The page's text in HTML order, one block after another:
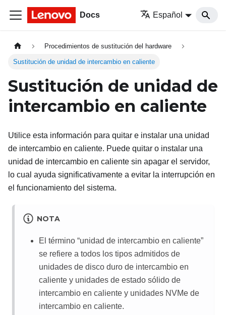
Docs Español
Procedimientos de sustitución del hardware
Sustitución de unidad de intercambio en caliente
Sustitución de unidad de
intercambio en caliente
Utilice esta información para quitar e instalar una unidad
de intercambio en caliente. Puede quitar o instalar una
unidad de intercambio en caliente sin apagar el servidor,
lo cual ayuda significativamente a evitar la interrupción en
el funcionamiento del sistema.
NOTA
El término unidad de intercambio en caliente
se refiere a todos los tipos admitidos de
unidades de disco duro de intercambio en
caliente y unidades de estado sólido de
intercambio en caliente y unidades NVMe de
intercambio en caliente.